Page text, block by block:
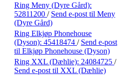
Ring Meny (Dyre Gård):
52811200 / Send e-post til Meny
(Dyre Gård)
Ring Elkjøp Phonehouse
(Dyson): 45418474 / Send e-post
til Elkjøp Phonehouse (Dyson)
Ring XXL (Dæhlie): 24084725 /
Send e-post til XXL (Dæhlie)